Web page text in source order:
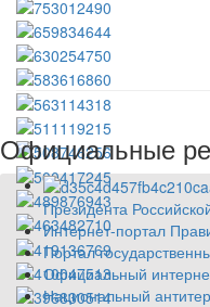
Официальные
Президента
Интернет-портал
Портал
Официальный
Национальный